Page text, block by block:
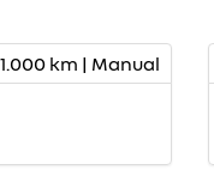
km | Manual